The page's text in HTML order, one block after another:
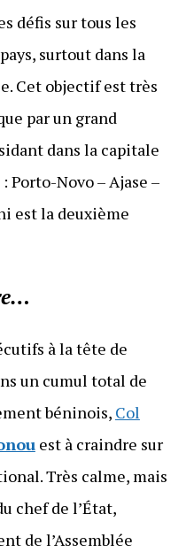
défis sur tous les
surtout dans la
Cet objectif est très
par un grand
dans la capitale
Porto-Novo – Ajase –
est la deuxième
à la tête de
un cumul total de
béninois, Col
est à craindre sur
Très calme, mais
chef de l’État,
de l’Assemblée